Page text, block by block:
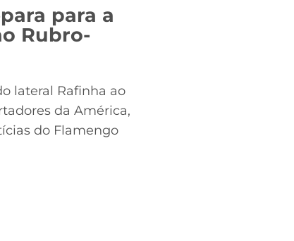
para a
Rubro-
lateral Rafinha ao
da América,
do Flamengo